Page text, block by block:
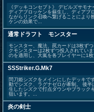
《デッキコンセプト》 デビルズサモ
ディアブロッケンを蘇生し、ディアブ
ながらリンク召喚へ繋げることにより
ケンの効果で...
通常ドラフト モンスター
モンスター、魔法、罠カードは3枚ず
クモンスターは2枚ずつ投入されてい
のを適用し、大嵐を各プレイヤーに1
SSStriker.G.Mk7
閃刀姫シズクをメインにしたデッキで
動でシズク、ラグナゼロが牽制。 後
生したシズクで打点ダウンやブラック
狙います。...
炎の剣士